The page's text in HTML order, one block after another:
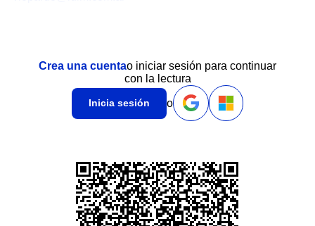
Crea una cuentao iniciar sesión para continuar
con la lectura
Inicia sesión o